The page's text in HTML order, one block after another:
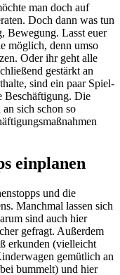
man doch auf
Doch dann was tun
Bewegung. Lasst euer
möglich, denn umso
Oder ihr geht alle
gestärkt an
sind ein paar Spiel-
Beschäftigung. Die
sich schon so
einplanen
und die
Manchmal lassen sich
sind auch hier
gefragt. Außerdem
erkunden (vielleicht
gemütlich an
bummelt) und hier